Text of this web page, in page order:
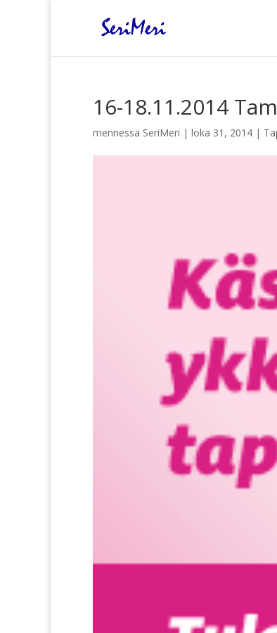
16-18.11.2014
mennessä SeriMeri | loka 31, 2014 |